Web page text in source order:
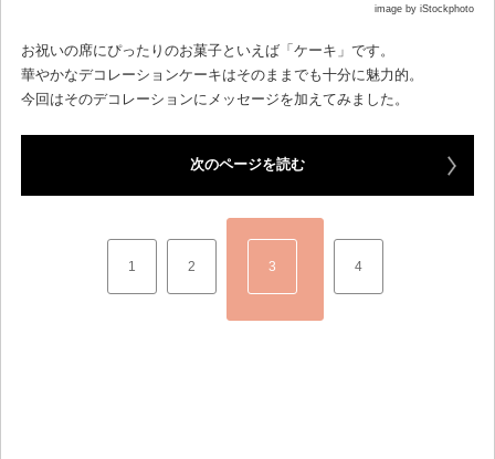
image by iStockphoto
お祝いの席にぴったりのお菓子といえば「ケーキ」です。
華やかなデコレーションケーキはそのままでも十分に魅力的。
今回はそのデコレーションにメッセージを加えてみました。
次のページを読む
1 2 3 4